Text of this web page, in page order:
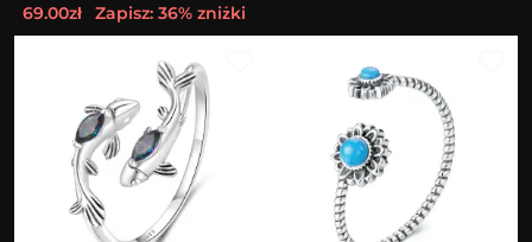
69.00zł
Zapisz: 36% zniżki